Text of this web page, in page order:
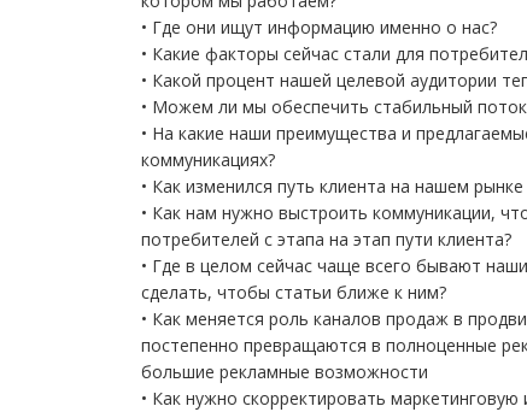
• Где они ищут информацию именно о нас?
• Какие факторы сейчас стали для
• Какой процент нашей целевой аудитории
• Можем ли мы обеспечить стабильный
• На какие наши преимущества и
коммуникациях?
• Как изменился путь клиента на нашем
• Как нам нужно выстроить коммуникации,
потребителей с этапа на этап пути клиента?
• Где в целом сейчас чаще всего бывают
сделать, чтобы статьи ближе к ним?
• Как меняется роль каналов продаж в
постепенно превращаются в полноценные
большие рекламные возможности
• Как нужно скорректировать